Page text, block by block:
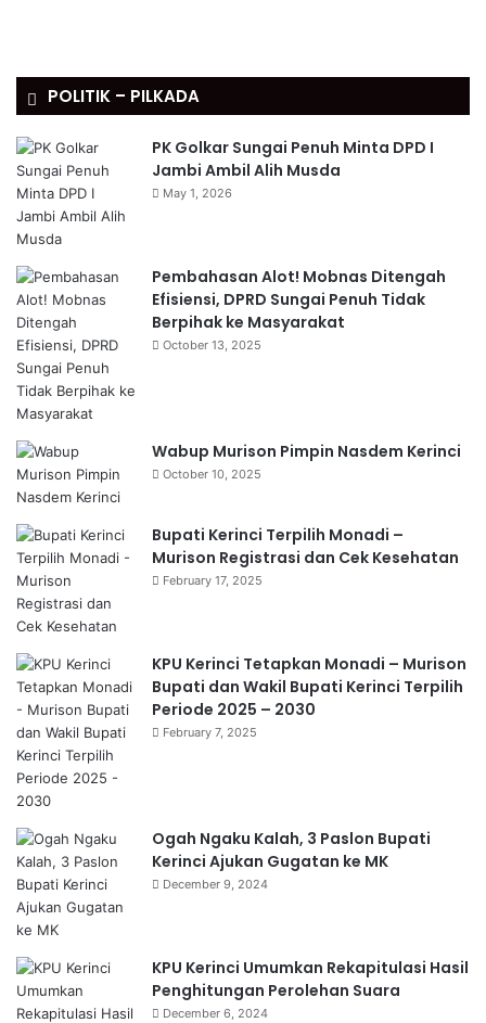
POLITIK – PILKADA
PK Golkar Sungai Penuh Minta DPD I
Jambi Ambil Alih Musda
May 1, 2026
Pembahasan Alot! Mobnas Ditengah
Efisiensi, DPRD Sungai Penuh Tidak
Berpihak ke Masyarakat
October 13, 2025
Wabup Murison Pimpin Nasdem Kerinci
October 10, 2025
Bupati Kerinci Terpilih Monadi –
Murison Registrasi dan Cek Kesehatan
February 17, 2025
KPU Kerinci Tetapkan Monadi – Murison
Bupati dan Wakil Bupati Kerinci Terpilih
Periode 2025 – 2030
February 7, 2025
Ogah Ngaku Kalah, 3 Paslon Bupati
Kerinci Ajukan Gugatan ke MK
December 9, 2024
KPU Kerinci Umumkan Rekapitulasi Hasil
Penghitungan Perolehan Suara
December 6, 2024